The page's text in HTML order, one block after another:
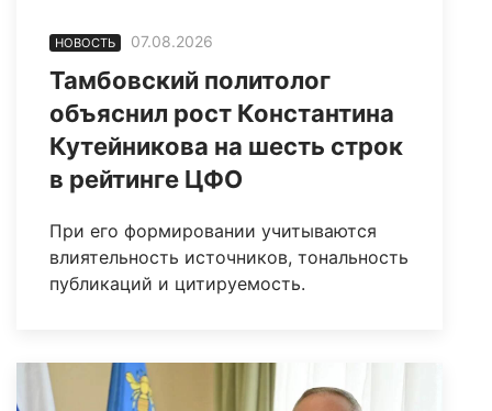
НОВОСТЬ 07.08.2026
Тамбовский политолог
объяснил рост Константина
Кутейникова на шесть строк
в рейтинге ЦФО
При его формировании учитываются
влиятельность источников, тональность
публикаций и цитируемость.